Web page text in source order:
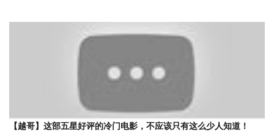
【越哥】这部五星好评的冷门电影，不应该只有这么少人知道！